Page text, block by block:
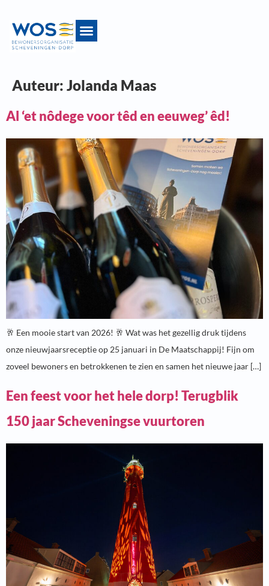
Auteur: Jolanda Maas
Al ‘et nôdege voor têd en eeuweg’ êd!
🥂 Een mooie start van 2026! 🥂 Wat was het gezellig druk tijdens
onze nieuwjaarsreceptie op 25 januari in De Maatschappij! Fijn om
zoveel bewoners en betrokkenen te zien en samen het nieuwe jaar […]
Een feest voor het hele dorp! Terugblik
150 jaar Scheveningse vuurtoren